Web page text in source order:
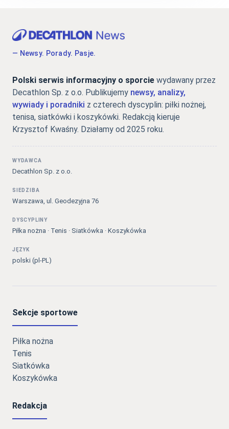
— Newsy. Porady. Pasje.
Polski serwis informacyjny o sporcie wydawany przez
Decathlon Sp. z o.o. Publikujemy newsy, analizy,
wywiady i poradniki z czterech dyscyplin: piłki nożnej,
tenisa, siatkówki i koszykówki. Redakcją kieruje
Krzysztof Kwaśny. Działamy od 2025 roku.
WYDAWCA
Decathlon Sp. z o.o.
SIEDZIBA
Warszawa, ul. Geodezyjna 76
DYSCYPLINY
Piłka nożna · Tenis · Siatkówka · Koszykówka
JĘZYK
polski (pl-PL)
Sekcje sportowe
Piłka nożna
Tenis
Siatkówka
Koszykówka
Redakcja